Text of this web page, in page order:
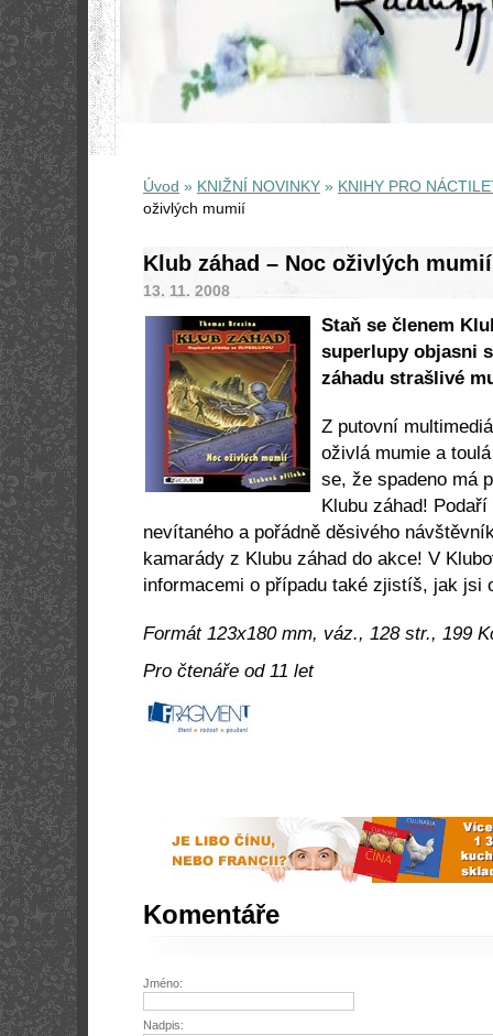
Úvod » KNIŽNÍ NOVINKY » KNIHY PRO
oživlých mumií
Klub záhad – Noc oživlých mumií
13. 11. 2008
Staň se členem
superlupy objasni
záhadu strašlivé
Z putovní
oživlá mumie a
se, že spadeno má
Klubu záhad!
nevítaného a pořádně děsivého
kamarády z Klubu záhad do akce! V
informacemi o případu také zjistíš, jak jsi
Formát 123x180 mm, váz., 128 str., 199
Pro čtenáře od 11 let
Komentáře
Jméno:
Nadpis: